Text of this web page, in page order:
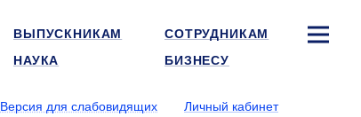
ВЫПУСКНИКАМ
СОТРУДНИКАМ
НАУКА БИЗНЕСУ
Версия для слабовидящих
Личный кабинет